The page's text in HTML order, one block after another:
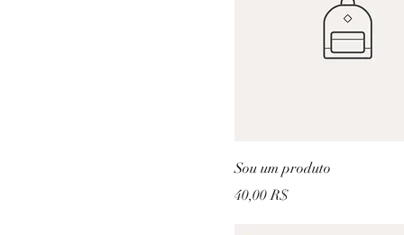
Sou um produto
Prix
40,00 R$